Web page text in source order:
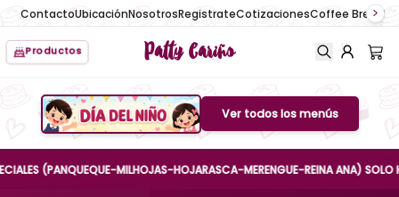
ContactoUbicaciónNosotrosRegistrateCotizacionesCoffee Break
Productos Patty Cariño
Boton de menu
Ver todos los menús
(PANQUEQUE-MILHOJAS-HOJARASCA-MERENGUE-REINA ANA) SOLO